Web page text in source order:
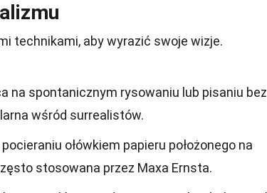
technikami, aby wyrazić swoje wizje.
na spontanicznym rysowaniu lub pisaniu bez
wśród surrealistów.
ołówkiem papieru położonego na
stosowana przez Maxa Ernsta.